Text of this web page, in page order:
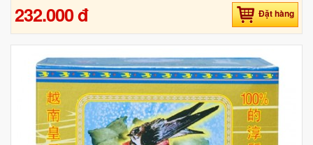
232.000 đ Đặt hàng